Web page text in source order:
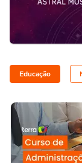
Educação